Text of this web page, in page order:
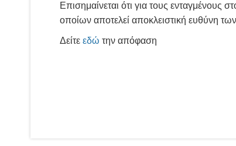
Επισημαίνεται ότι για τους ενταγμένους
οποίων αποτελεί αποκλειστική ευθύνη
Δείτε εδώ την απόφαση